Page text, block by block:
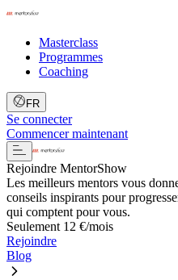
Masterclass
Programmes
Coaching
FR
Se connecter
Commencer maintenant
Rejoindre MentorShow
Les meilleurs mentors vous
conseils inspirants pour
qui comptent pour vous.
Seulement 12 €/mois
Rejoindre
Blog